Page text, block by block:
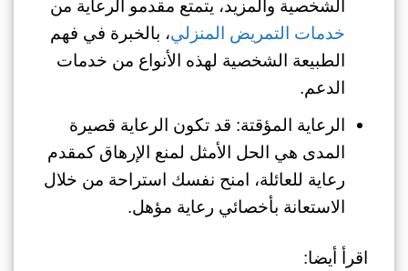
الشخصية والمزيد، يتمتع مقدمو الرعاية من
خدمات التمريض المنزلي، بالخبرة في فهم
الطبيعة الشخصية لهذه الأنواع من خدمات
الدعم.
الرعاية المؤقتة: قد تكون الرعاية قصيرة
المدى هي الحل الأمثل لمنع الإرهاق كمقدم
رعاية للعائلة، امنح نفسك استراحة من خلال
الاستعانة بأخصائي رعاية مؤهل.
اقرأ أيضا: